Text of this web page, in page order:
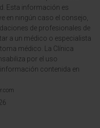
Esta información es
en ningún caso el consejo,
de profesionales de
a un médico o especialista
médico. La Clínica
por el uso
contenida en